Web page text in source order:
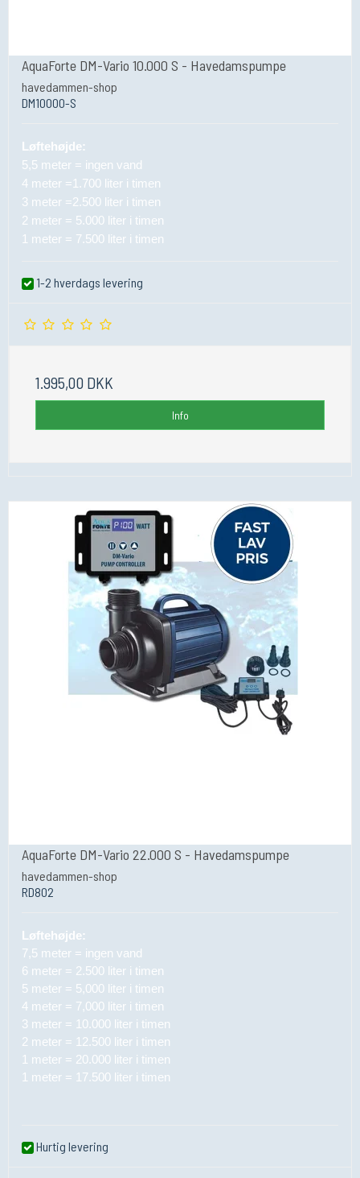
AquaForte DM-Vario 10.000 S - Havedamspumpe
havedammen-shop
DM10000-S
Løftehøjde:
5,5 meter = ingen vand
4 meter =1.700 liter i timen
3 meter =2.500 liter i timen
2 meter = 5.000 liter i timen
1 meter = 7.500 liter i timen
1-2 hverdags levering
1.995,00 DKK
Info
AquaForte DM-Vario 22.000 S - Havedamspumpe
havedammen-shop
RD802
Løftehøjde:
7,5 meter = ingen vand
6 meter = 2.500 liter i timen
5 meter = 5,000 liter i timen
4 meter = 7,000 liter i timen
3 meter = 10.000 liter i timen
2 meter = 12.500 liter i timen
1 meter = 20.000 liter i timen
1 meter = 17.500 liter i timen
Hurtig levering